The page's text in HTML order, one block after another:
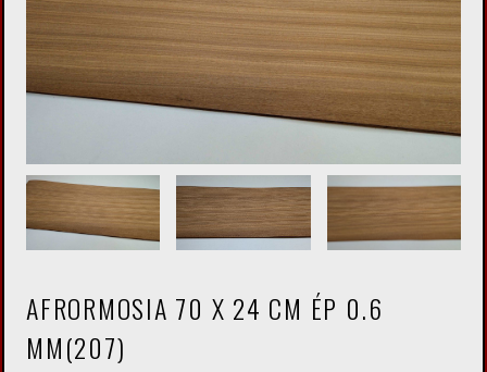
AFRORMOSIA 70 X 24 CM ÉP 0.6
MM(207)